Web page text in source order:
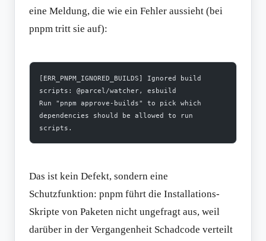
eine Meldung, die wie ein Fehler aussieht (bei
pnpm tritt sie auf):
[ERR_PNPM_IGNORED_BUILDS] Ignored build
scripts: @parcel/watcher, esbuild
Run "pnpm approve-builds" to pick which
dependencies should be allowed to run
scripts.
Das ist kein Defekt, sondern eine
Schutzfunktion: pnpm führt die Installations-
Skripte von Paketen nicht ungefragt aus, weil
darüber in der Vergangenheit Schadcode verteilt